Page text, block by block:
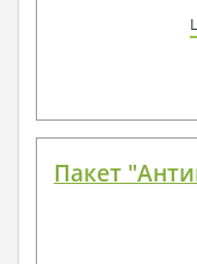
Пакет